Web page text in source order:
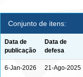
Conjunto de itens:
Data de
publicação
Data de
defesa
6-Jan-2026 21-Ago-2025